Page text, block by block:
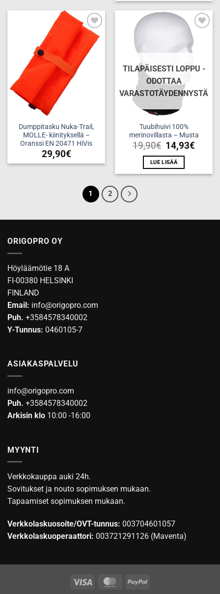
Add to
wishlist
Dumppitasku Nuka-Trail,
MOLLE- kiinityksellä –
Oranssi EN 20471 HiVis
29,90€
Add to
wishlist
TILAPÄISESTI LOPPU -
ODOTTAA
VARASTOTÄYDENNYSTÄ
Tuubihuivi 100%
merinovillasta – Musta
19,90€ 14,93€
LUE LISÄÄ
1 2
ORIGOPRO OY
Höyläämötie 18 A
FI-00380 HELSINKI
FINLAND
Email: info@origopro.com
Puh. +3584578340002
Y-Tunnus: 0460105-7
ASIAKASPALVELU
info@origopro.com
Puh. +3584578340002
Arkisin klo 10:00 -16:00
MYYNTI
Verkkokauppa auki 24h.
Sovitukset ja nouto sopimuksen mukaan.
Tapaamiset sopimuksen mukaan.
Verkkolaskuosoite/OVT-tunnus: 003704601057
Verkkolaskuoperaattori: 003721291126 (Maventa)
Visa MasterCardPayPal